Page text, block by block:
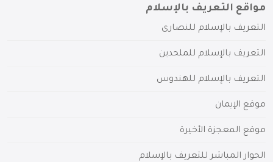
مواقع التعريف بالإسلام
التعريف بالإسلام للنصارى
التعريف بالإسلام للملحدين
التعريف بالإسلام للهندوس
موقع الإيمان
موقع المعجزة الأخيرة
الحوار المباشر للتعريف بالإسلام